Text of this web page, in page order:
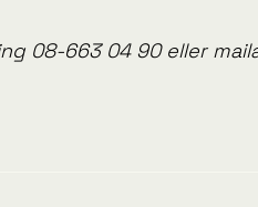
08-663 04 90 eller